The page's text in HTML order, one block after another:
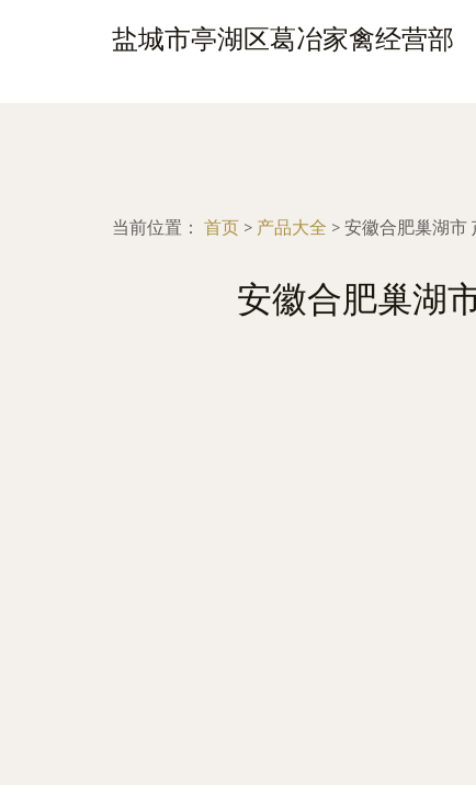
盐城市亭湖区葛冶家禽经营部
当前位置： 首页 > 产品大全 > 安徽合肥巢湖市
安徽合肥巢湖